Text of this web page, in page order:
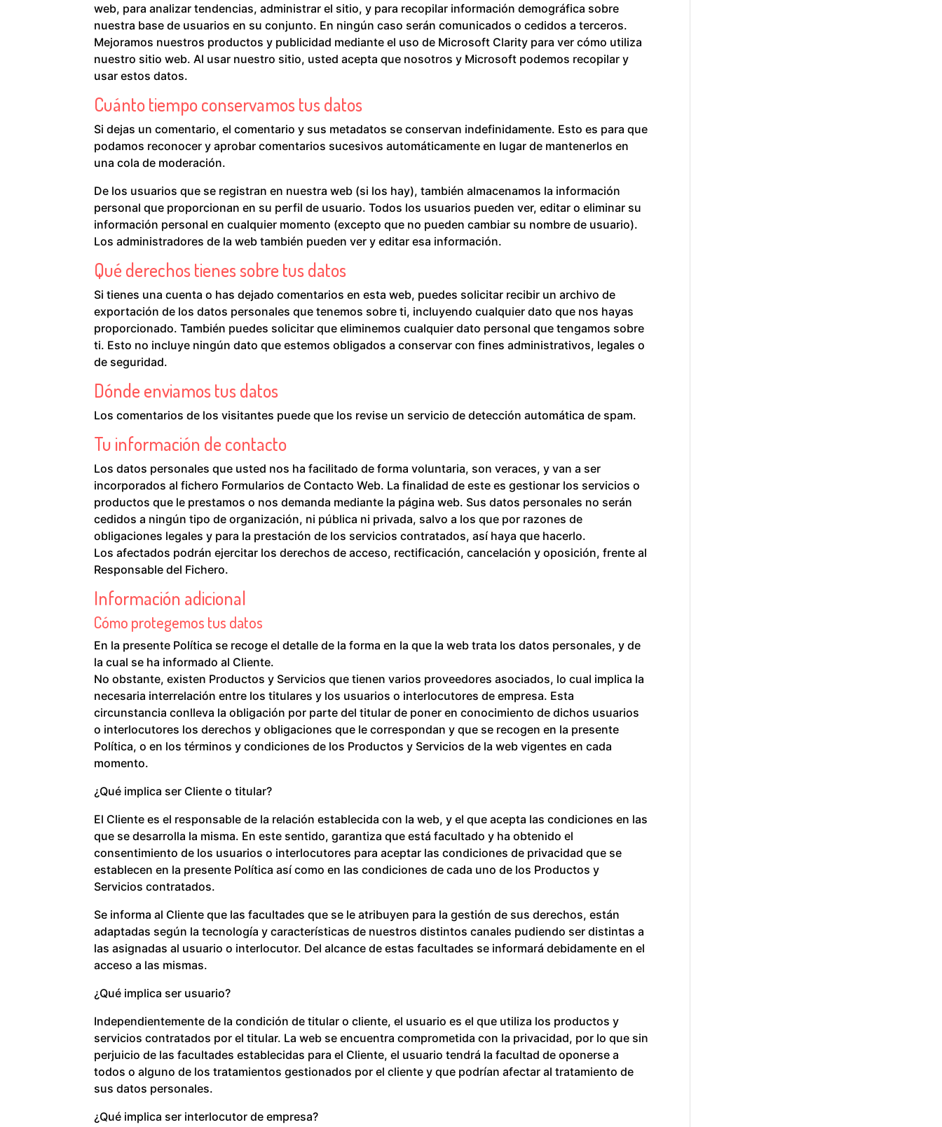
web, para analizar tendencias, administrar el sitio, y para recopilar información demográfica sobre
nuestra base de usuarios en su conjunto. En ningún caso serán comunicados o cedidos a terceros.
Mejoramos nuestros productos y publicidad mediante el uso de Microsoft Clarity para ver cómo utiliza
nuestro sitio web. Al usar nuestro sitio, usted acepta que nosotros y Microsoft podemos recopilar y
usar estos datos.
Cuánto tiempo conservamos tus datos
Si dejas un comentario, el comentario y sus metadatos se conservan indefinidamente. Esto es para que
podamos reconocer y aprobar comentarios sucesivos automáticamente en lugar de mantenerlos en
una cola de moderación.
De los usuarios que se registran en nuestra web (si los hay), también almacenamos la información
personal que proporcionan en su perfil de usuario. Todos los usuarios pueden ver, editar o eliminar su
información personal en cualquier momento (excepto que no pueden cambiar su nombre de usuario).
Los administradores de la web también pueden ver y editar esa información.
Qué derechos tienes sobre tus datos
Si tienes una cuenta o has dejado comentarios en esta web, puedes solicitar recibir un archivo de
exportación de los datos personales que tenemos sobre ti, incluyendo cualquier dato que nos hayas
proporcionado. También puedes solicitar que eliminemos cualquier dato personal que tengamos sobre
ti. Esto no incluye ningún dato que estemos obligados a conservar con fines administrativos, legales o
de seguridad.
Dónde enviamos tus datos
Los comentarios de los visitantes puede que los revise un servicio de detección automática de spam.
Tu información de contacto
Los datos personales que usted nos ha facilitado de forma voluntaria, son veraces, y van a ser
incorporados al fichero Formularios de Contacto Web. La finalidad de este es gestionar los servicios o
productos que le prestamos o nos demanda mediante la página web. Sus datos personales no serán
cedidos a ningún tipo de organización, ni pública ni privada, salvo a los que por razones de
obligaciones legales y para la prestación de los servicios contratados, así haya que hacerlo.
Los afectados podrán ejercitar los derechos de acceso, rectificación, cancelación y oposición, frente al
Responsable del Fichero.
Información adicional
Cómo protegemos tus datos
En la presente Política se recoge el detalle de la forma en la que la web trata los datos personales, y de
la cual se ha informado al Cliente.
No obstante, existen Productos y Servicios que tienen varios proveedores asociados, lo cual implica la
necesaria interrelación entre los titulares y los usuarios o interlocutores de empresa. Esta
circunstancia conlleva la obligación por parte del titular de poner en conocimiento de dichos usuarios
o interlocutores los derechos y obligaciones que le correspondan y que se recogen en la presente
Política, o en los términos y condiciones de los Productos y Servicios de la web vigentes en cada
momento.
¿Qué implica ser Cliente o titular?
El Cliente es el responsable de la relación establecida con la web, y el que acepta las condiciones en las
que se desarrolla la misma. En este sentido, garantiza que está facultado y ha obtenido el
consentimiento de los usuarios o interlocutores para aceptar las condiciones de privacidad que se
establecen en la presente Política así como en las condiciones de cada uno de los Productos y
Servicios contratados.
Se informa al Cliente que las facultades que se le atribuyen para la gestión de sus derechos, están
adaptadas según la tecnología y características de nuestros distintos canales pudiendo ser distintas a
las asignadas al usuario o interlocutor. Del alcance de estas facultades se informará debidamente en el
acceso a las mismas.
¿Qué implica ser usuario?
Independientemente de la condición de titular o cliente, el usuario es el que utiliza los productos y
servicios contratados por el titular. La web se encuentra comprometida con la privacidad, por lo que sin
perjuicio de las facultades establecidas para el Cliente, el usuario tendrá la facultad de oponerse a
todos o alguno de los tratamientos gestionados por el cliente y que podrían afectar al tratamiento de
sus datos personales.
¿Qué implica ser interlocutor de empresa?